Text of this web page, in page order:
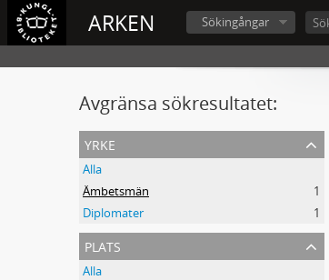
ARKEN Sökingångar
Avgränsa sökresultatet:
yrke
Alla
Ämbetsmän
1
Diplomater
1
plats
Alla